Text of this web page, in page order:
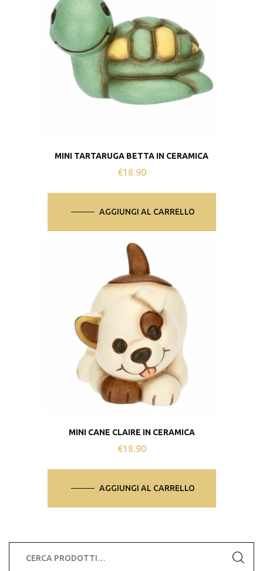
MINI TARTARUGA BETTA IN CERAMICA
€18.90
AGGIUNGI AL CARRELLO
MINI CANE CLAIRE IN CERAMICA
€18.90
AGGIUNGI AL CARRELLO